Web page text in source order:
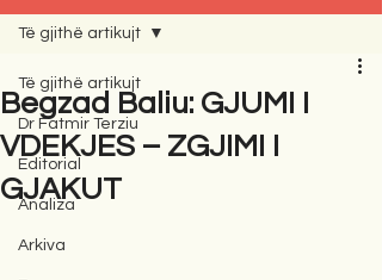
Të gjithë artikujt
Dr Fatmir Terziu
Editorial
Analiza
Arkiva
Të gjithë artikujt
Begzad Baliu: GJUMI I
VDEKJES – ZGJIMI I
GJAKUT